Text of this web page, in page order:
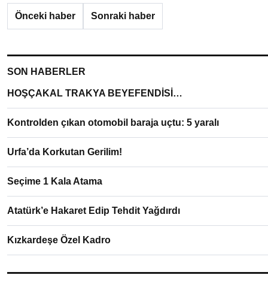
Önceki haber Sonraki haber
SON HABERLER
HOŞÇAKAL TRAKYA BEYEFENDİSİ…
Kontrolden çıkan otomobil baraja uçtu: 5 yaralı
Urfa’da Korkutan Gerilim!
Seçime 1 Kala Atama
Atatürk’e Hakaret Edip Tehdit Yağdırdı
Kızkardeşe Özel Kadro